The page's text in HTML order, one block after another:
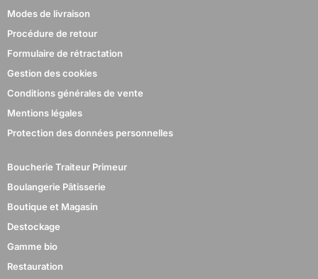
Modes de livraison
Procédure de retour
Formulaire de rétractation
Gestion des cookies
Conditions générales de vente
Mentions légales
Protection des données personnelles
Boucherie Traiteur Primeur
Boulangerie Pâtisserie
Boutique et Magasin
Destockage
Gamme bio
Restauration